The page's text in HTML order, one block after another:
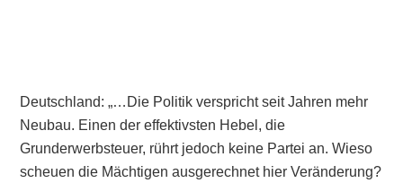
Deutschland: „…Die Politik verspricht seit Jahren mehr
Neubau. Einen der effektivsten Hebel, die
Grunderwerbsteuer, rührt jedoch keine Partei an. Wieso
scheuen die Mächtigen ausgerechnet hier Veränderung?